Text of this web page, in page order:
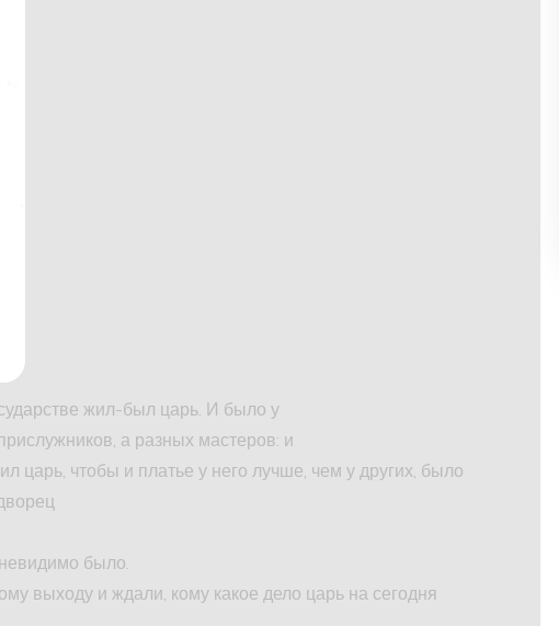
жил-был царь. И было у
а разных мастеров: и
царь, чтобы и платье у него лучше, чем у других, было
было.
выходу и ждали, кому какое дело царь на сегодня